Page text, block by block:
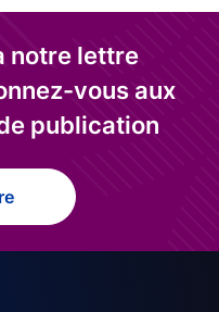
notre lettre
vous aux
publication